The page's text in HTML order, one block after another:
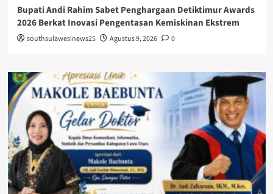
Bupati Andi Rahim Sabet Penghargaan Detiktimur Awards
2026 Berkat Inovasi Pengentasan Kemiskinan Ekstrem
southsulawesinews25 Agustus 9, 2026 0